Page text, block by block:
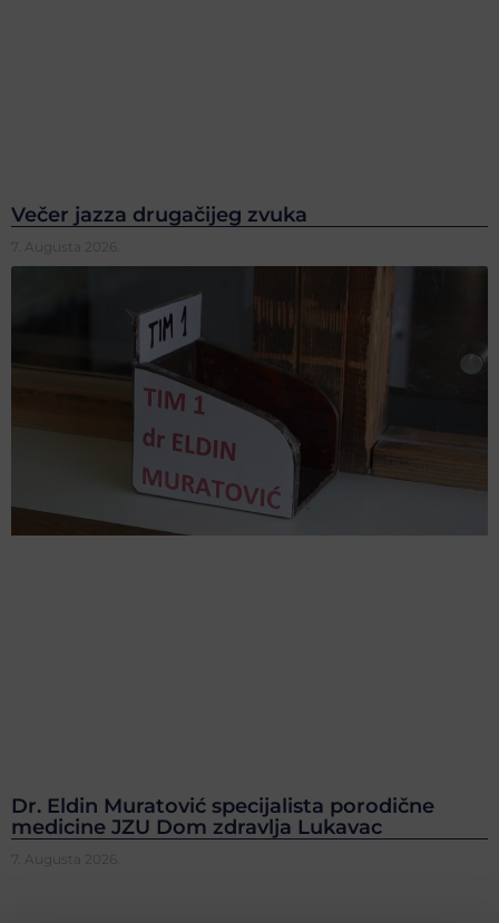
Večer jazza drugačijeg zvuka
7. Augusta 2026.
Dr. Eldin Muratović specijalista porodične
medicine JZU Dom zdravlja Lukavac
7. Augusta 2026.